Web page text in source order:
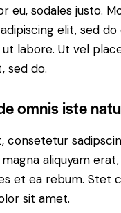
eu, sodales justo.
elit, sed
labore. Ut vel
sed do.
omnis iste
consetetur
aliquyam
et ea rebum. Stet
sit amet.